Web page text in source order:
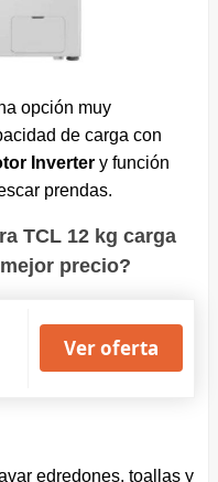
opción muy
de carga con
Invertery función
prendas.
TCL 12 kg carga
precio?
Ver oferta
edredones, toallas y